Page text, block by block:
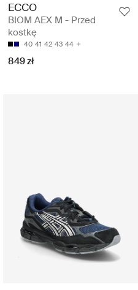
ECCO
BIOM AEX M - Przed
kostkę
40 41 42 43 44
849 zł